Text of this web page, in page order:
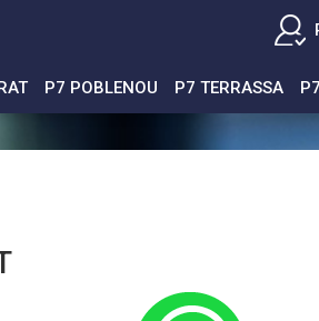
P7 POBLENOU P7 TERRASSA